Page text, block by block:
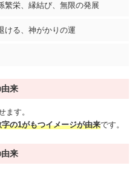
繁栄、縁結び、無限の発展
ける、神がかりの運
来
ます。
字の1がもつイメージが由来です。
来